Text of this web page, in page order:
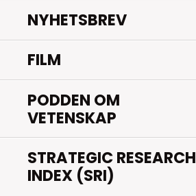
NYHETSBREV
FILM
PODDEN OM
VETENSKAP
STRATEGIC RESEARCH
INDEX (SRI)